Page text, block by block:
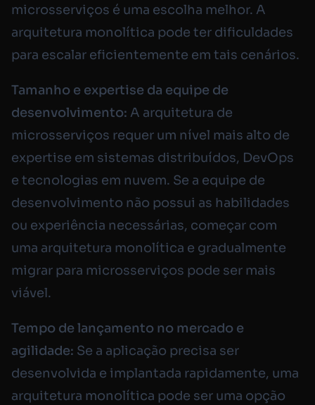
microsserviços é uma escolha melhor. A
arquitetura monolítica pode ter dificuldades
para escalar eficientemente em tais cenários.
Tamanho e expertise da equipe de
desenvolvimento: A arquitetura de
microsserviços requer um nível mais alto de
expertise em sistemas distribuídos, DevOps
e tecnologias em nuvem. Se a equipe de
desenvolvimento não possui as habilidades
ou experiência necessárias, começar com
uma arquitetura monolítica e gradualmente
migrar para microsserviços pode ser mais
viável.
Tempo de lançamento no mercado e
agilidade: Se a aplicação precisa ser
desenvolvida e implantada rapidamente, uma
arquitetura monolítica pode ser uma opção